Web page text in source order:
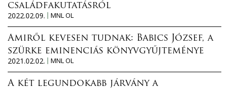
családfakutatásról
2022.02.09.
MNL OL
Amiről kevesen tudnak: Babics József, a
szürke eminenciás könyvgyűjteménye
2021.02.02.
MNL OL
A két legundokabb járvány a